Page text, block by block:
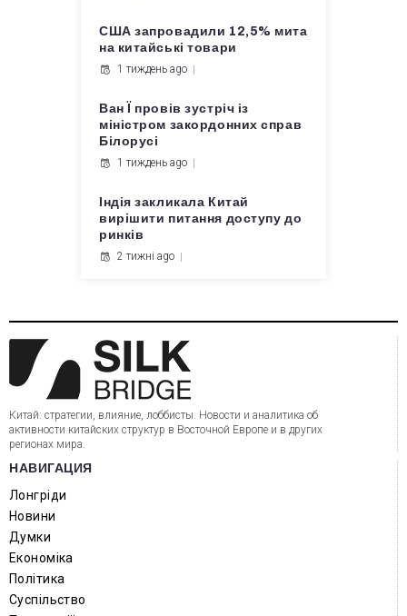
США запровадили 12,5% мита
на китайські товари
1 тиждень ago
Ван Ї провів зустріч із
міністром закордонних справ
Білорусі
1 тиждень ago
Індія закликала Китай
вирішити питання доступу до
ринків
2 тижні ago
Китай: стратегии, влияние, лоббисты. Новости и аналитика об
активности китайских структур в Восточной Европе и в других
регионах мира.
НАВИГАЦИЯ
Лонгріди
Новини
Думки
Економіка
Політика
Суспільство